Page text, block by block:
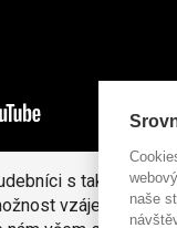
s tak
vzájemnénaše